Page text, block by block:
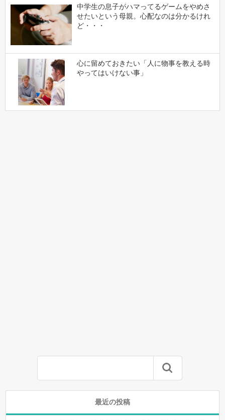
中学生の息子がハマってるゲームをやめさ
せたいという母親。心配なのは分かるけれ
ど・・・
心に留めておきたい「人に物事を教える時
やってはいけない事」
最近の投稿